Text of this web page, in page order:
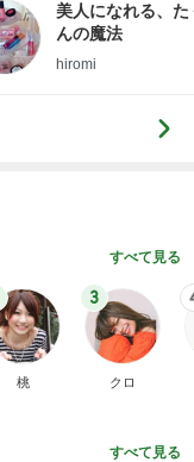
美人になれる、た
んの魔法
hiromi
すべて見る
桃
3
クロ
すべて見る